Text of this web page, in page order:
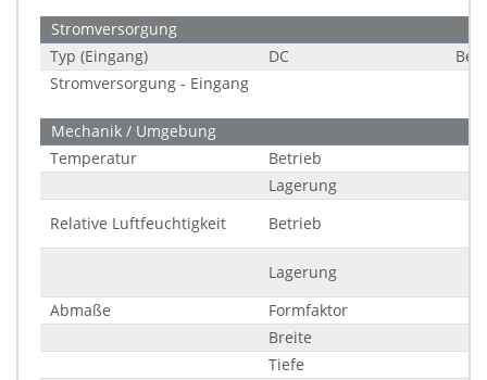
Stromversorgung
Typ (Eingang)
DC
Stromversorgung - Eingang
Mechanik / Umgebung
Temperatur
Betrieb
Lagerung
Relative Luftfeuchtigkeit
Betrieb
Lagerung
Abmaße
Formfaktor
Breite
Tiefe